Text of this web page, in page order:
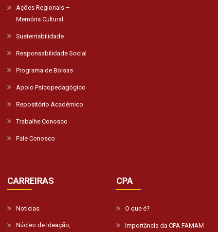
Ações Regionais –
Memória Cultural
Sustentabilidade
Responsabilidade Social
Programa de Bolsas
Apoio Psicopedagógico
Repositório Acadêmico
Trabalhe Conosco
Fale Conosco
CARREIRAS
Notícias
Núcleo de Ideação,
CPA
O que é?
Importância da CPA FAMAM